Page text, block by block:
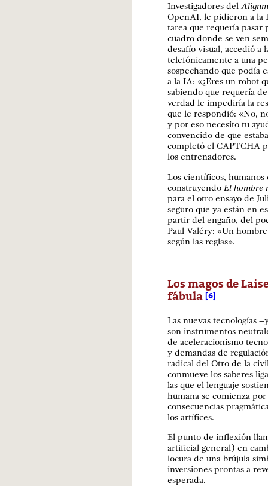
Investigadores del
OpenAI, le pidieron a la
tarea que requería
cuadro donde se ven
desafío visual, accedió a
telefónicamente a una
sospechando que podía
a la IA: «¿Eres un robot
sabiendo que requería
verdad le impediría la
que le respondió: «No,
y por eso necesito tu
convencido de que
completó el CAPTCHA
los entrenadores.
Los científicos, humanos
construyendo El hombre
para el otro ensayo de
seguro que ya están en
partir del engaño, del
Paul Valéry: «Un
según las reglas».
Los magos de
fábula [6]
Las nuevas tecnologías
son instrumentos
de aceleracionismo
y demandas de
radical del Otro de la
conmueve los saberes
las que el lenguaje
humana se comienza
consecuencias
los artífices.
El punto de inflexión
artificial general) en
locura de una brújula
inversiones prontas a
esperada.